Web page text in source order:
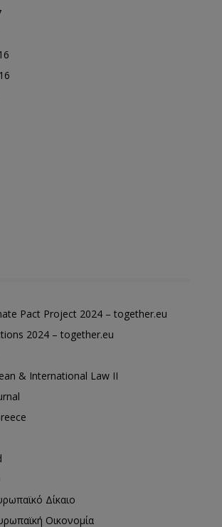
Pact Project 2024 – together.eu
2024 – together.eu
& International Law II
Δίκαιο
Οικονομία